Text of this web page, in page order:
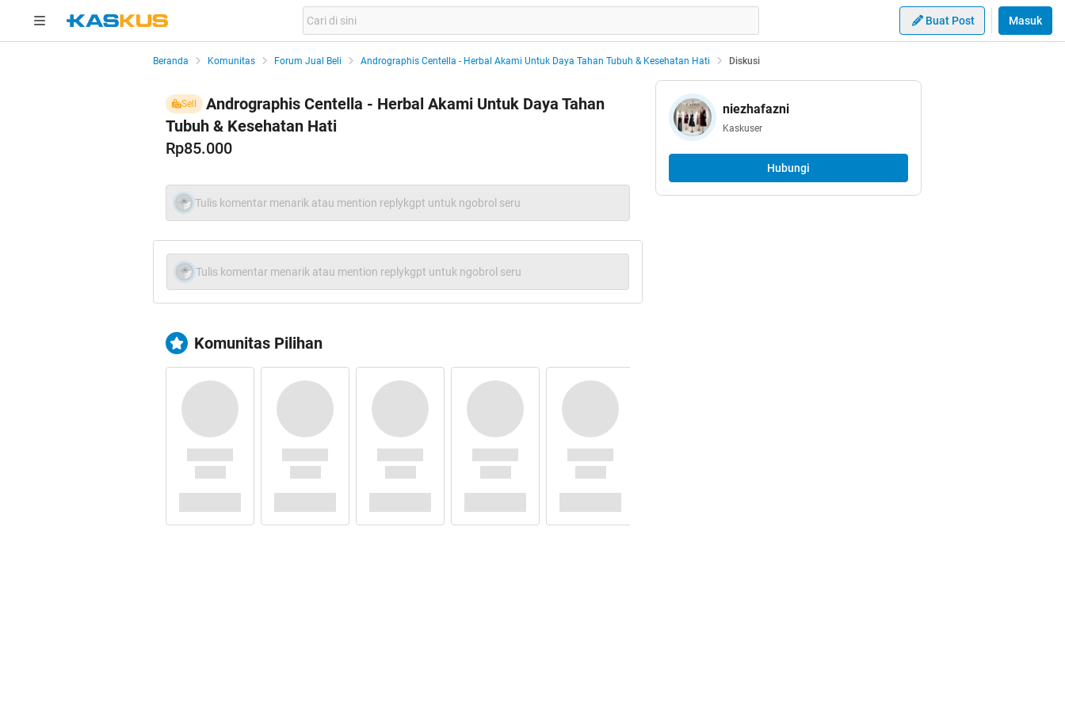
Buat Post Masuk
Beranda Komunitas Forum Jual Beli Andrographis Centella - Herbal Akami Untuk Daya Tahan Tubuh & Kesehatan Hati Diskusi
Sell
Andrographis Centella - Herbal Akami Untuk Daya Tahan
Tubuh & Kesehatan Hati
Rp85.000
Tulis komentar menarik atau mention replykgpt untuk ngobrol seru
Tulis komentar menarik atau mention replykgpt untuk ngobrol seru
Komunitas Pilihan
niezhafazni
Kaskuser
Hubungi